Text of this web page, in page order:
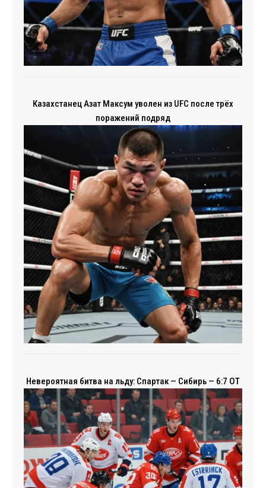
Казахстанец Азат Максум уволен из UFC после трёх
поражений подряд
Невероятная битва на льду: Спартак — Сибирь — 6:7 ОТ